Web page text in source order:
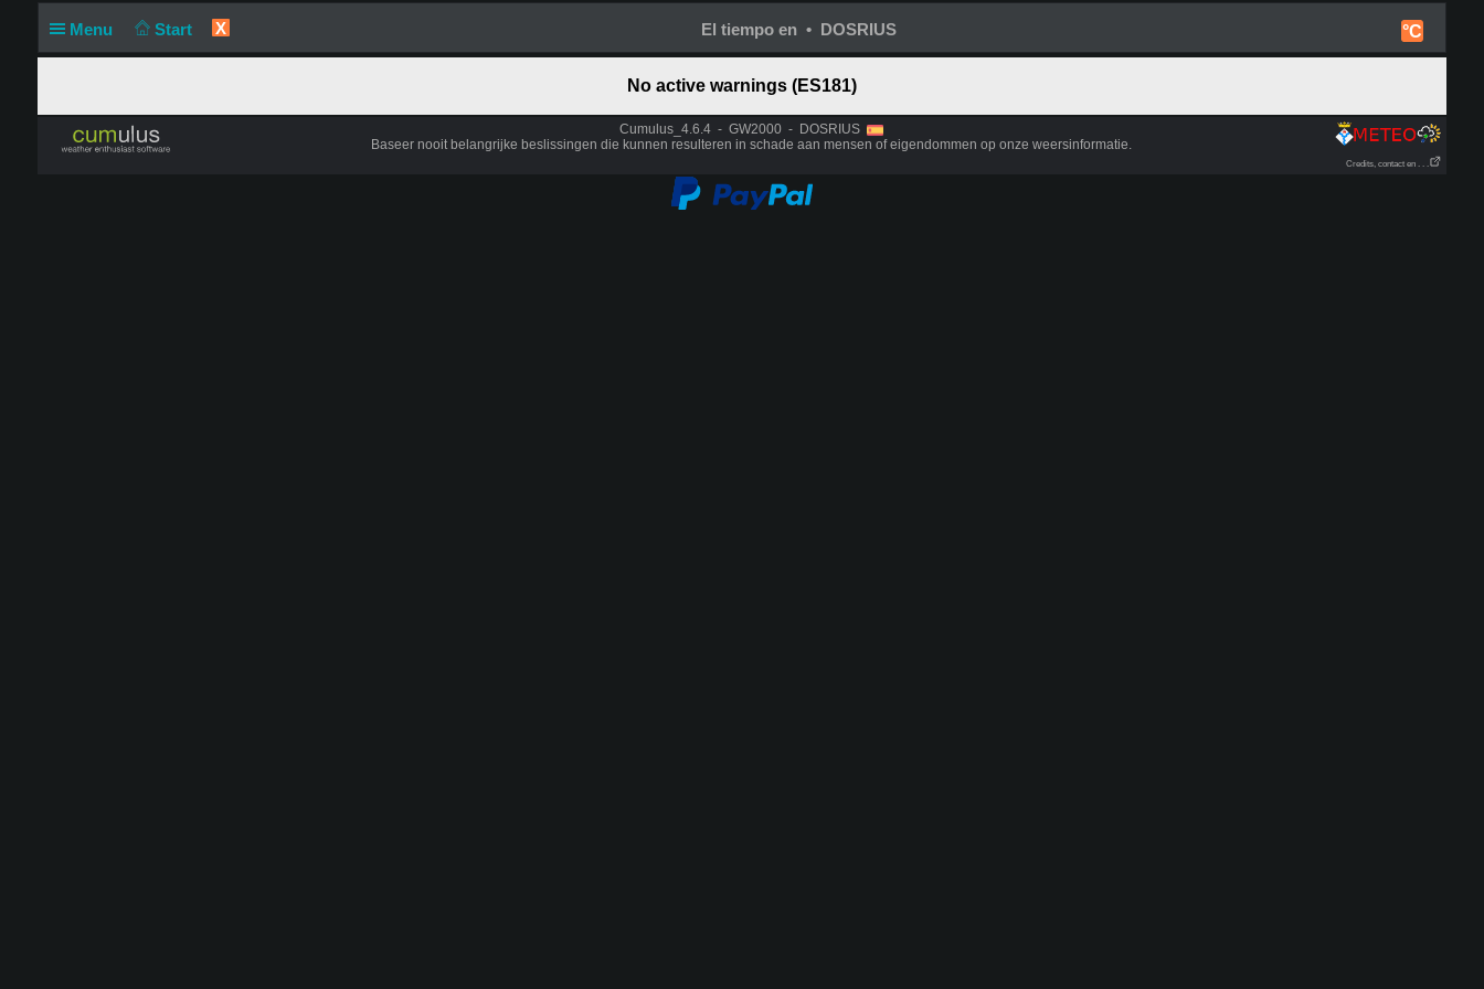
Menu Start X °C
El tiempo en • DOSRIUS
No active warnings (ES181)
Cumulus_4.6.4 - GW2000 - DOSRIUS
Baseer nooit belangrijke beslissingen die kunnen resulteren in schade aan mensen of eigendommen op onze weersinformatie.
Credits, contact en . . .